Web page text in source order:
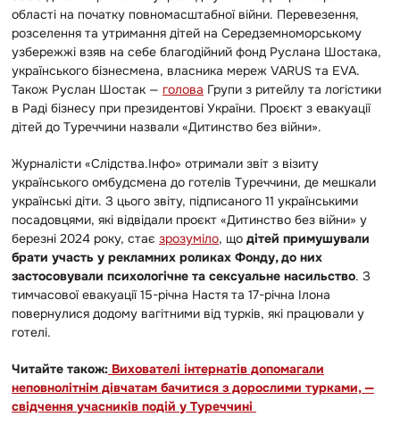
області на початку повномасштабної війни. Перевезення,
розселення та утримання дітей на Середземноморському
узбережжі взяв на себе благодійний фонд Руслана Шостака,
українського бізнесмена, власника мереж VARUS та EVA.
Також Руслан Шостак — голова Групи з ритейлу та логістики
в Раді бізнесу при президентові України. Проєкт з евакуації
дітей до Туреччини назвали «Дитинство без війни».
Журналісти «Слідства.Інфо» отримали звіт з візиту
українського омбудсмена до готелів Туреччини, де мешкали
українські діти. З цього звіту, підписаного 11 українськими
посадовцями, які відвідали проєкт «Дитинство без війни» у
березні 2024 року, стає зрозуміло, що дітей примушували
брати участь у рекламних роликах Фонду, до них
застосовували психологічне та сексуальне насильство. З
тимчасової евакуації 15-річна Настя та 17-річна Ілона
повернулися додому вагітними від турків, які працювали у
готелі.
Читайте також: Вихователі інтернатів допомагали
неповнолітнім дівчатам бачитися з дорослими турками, —
свідчення учасників подій у Туреччині